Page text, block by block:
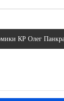
КР Олег